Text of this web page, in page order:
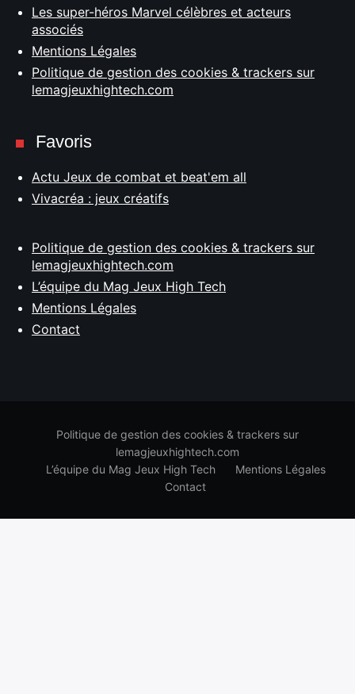
Les super-héros Marvel célèbres et acteurs
associés
Mentions Légales
Politique de gestion des cookies & trackers sur
lemagjeuxhightech.com
Favoris
Actu Jeux de combat et beat'em all
Vivacréa : jeux créatifs
Politique de gestion des cookies & trackers sur
lemagjeuxhightech.com
L’équipe du Mag Jeux High Tech
Mentions Légales
Contact
Politique de gestion des cookies & trackers sur
lemagjeuxhightech.com
L’équipe du Mag Jeux High Tech
Mentions Légales
Contact